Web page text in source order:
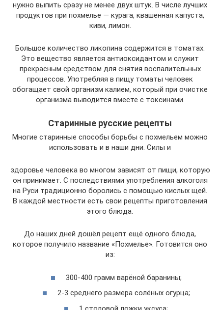
нужно выпить сразу не менее двух штук. В числе лучших
продуктов при похмелье — курага, квашенная капуста,
киви, лимон.
Большое количество ликопина содержится в томатах.
Это вещество является антиоксидантом и служит
прекрасным средством для снятия воспалительных
процессов. Употребляя в пищу томаты человек
обогащает свой организм калием, который при очистке
организма выводится вместе с токсинами.
Старинные русские рецепты
Многие старинные способы борьбы с похмельем можно
использовать и в наши дни. Силы и
здоровье человека во многом зависят от пищи, которую
он принимает. С последствиями употребления алкоголя
на Руси традиционно боролись с помощью кислых щей.
В каждой местности есть свои рецепты приготовления
этого блюда.
До наших дней дошёл рецепт ещё одного блюда,
которое получило название «Похмелье». Готовится оно
из:
300-400 грамм варёной баранины;
2-3 среднего размера солёных огурца;